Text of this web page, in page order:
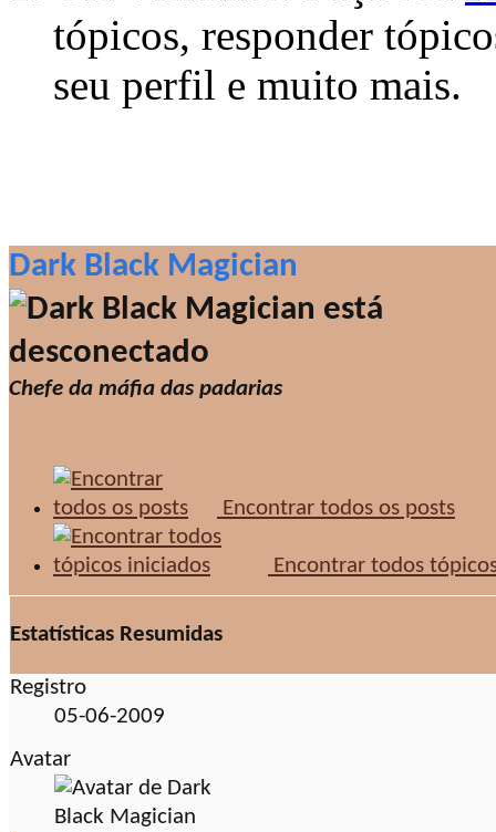
tópicos, responder
seu perfil e muito mais.
Dark Black Magician
Chefe da máfia das padarias
Encontrar todos os posts
Encontrar todos
Estatísticas Resumidas
Registro
05-06-2009
Avatar